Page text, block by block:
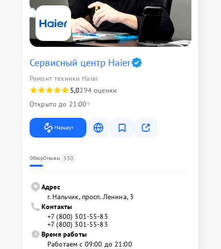
Сервисный центр Haier
Ремонт техники Haier
5,0294 оценки
Открыто до 21:00
Маршрут
ОбзорОтзывы 330
Адрес
г. Нальчик, просп. Ленина, 3
Контакты
+7 (800) 301-55-83
+7 (800) 301-55-83
Время работы
Работаем с 09:00 до 21:00